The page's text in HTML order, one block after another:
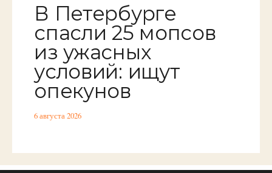
В Петербурге
спасли 25 мопсов
из ужасных
условий: ищут
опекунов
6 августа 2026